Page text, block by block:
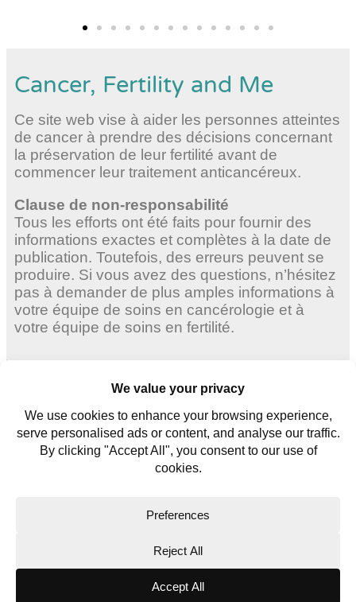
Cancer, Fertility and Me
Ce site web vise à aider les personnes atteintes
de cancer à prendre des décisions concernant
la préservation de leur fertilité avant de
commencer leur traitement anticancéreux.
Clause de non-responsabilité
Tous les efforts ont été faits pour fournir des
informations exactes et complètes à la date de
publication. Toutefois, des erreurs peuvent se
produire. Si vous avez des questions, n’hésitez
pas à demander de plus amples informations à
votre équipe de soins en cancérologie et à
votre équipe de soins en fertilité.
Jeunes hommes
Contactez nous
Cookie Policy
Copyright © 2026. All rights reserved.